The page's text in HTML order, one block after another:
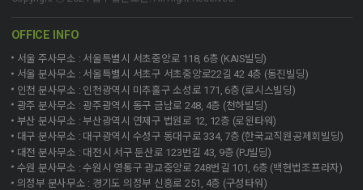
OFFICE INFO
서울 주사무소 : 서울특별시 서초중앙로 118, 6층 (KAIS빌딩)
서울 분사무소 : 서울특별시 서초구 서초중앙로22길 42 4층 (동진빌딩)
인천 분사무소 : 인천광역시 미추홀구 소성로 171, 6층 (로시스빌딩)
광주 분사무소 : 광주광역시 동구 금남로 248, 4층 (천하빌딩)
부산 분사무소 : 부산광역시 연제구 법원로 12, 12층 (로윈타워)
대구 분사무소 : 대구광역시 수성구 동대구로 334, 7층 (한국교직원공제회빌딩)
대전 분사무소 : 대전시 서구 둔산로 123번길 43, 9층 (PJ빌딩)
수원 분사무소 : 수원시 영통구 광교중앙로 248번길 101, 6층 (백현법조프라자)
의정부 분사무소 : 경기도 의정부 신흥로 251, 4층 (구성타워)